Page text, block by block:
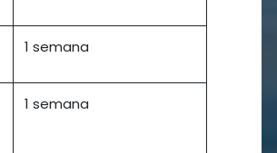
1 semana
1 semana